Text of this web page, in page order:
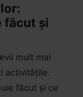
făcut și
mult mai
activitățile.
făcut și ce